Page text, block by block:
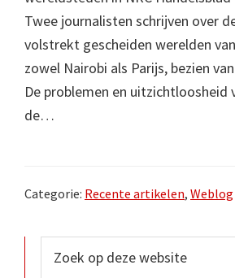
Twee journalisten schrijven over
volstrekt gescheiden werelden
zowel Nairobi als Parijs, bezien
De problemen en uitzichtloosheid
de…
Categorie: Recente artikelen, Weblog
Primaire
op